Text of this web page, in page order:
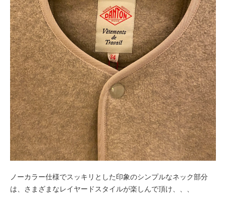
ノーカラー仕様でスッキリとした印象のシンプルなネック部分
は、 さまざまなレイヤードスタイルが楽しんで頂け、、、